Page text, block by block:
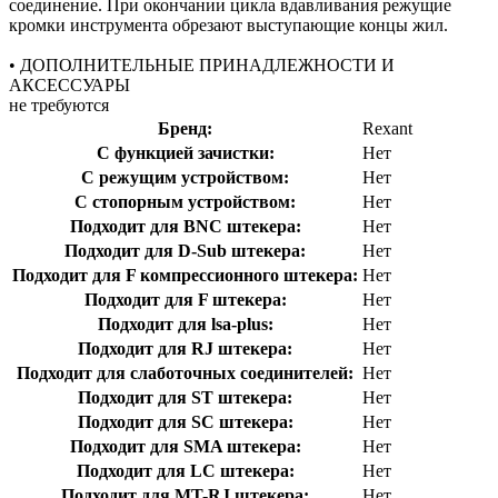
соединение. При окончании цикла вдавливания режущие
кромки инструмента обрезают выступающие концы жил.
• ДОПОЛНИТЕЛЬНЫЕ ПРИНАДЛЕЖНОСТИ И
АКСЕССУАРЫ
не требуются
Бренд:
Rexant
С функцией зачистки:
Нет
С режущим устройством:
Нет
С стопорным устройством:
Нет
Подходит для BNC штекера:
Нет
Подходит для D-Sub штекера:
Нет
Подходит для F компрессионного штекера: Нет
Подходит для F штекера:
Нет
Подходит для lsa-plus:
Нет
Подходит для RJ штекера:
Нет
Подходит для слаботочных соединителей: Нет
Подходит для ST штекера:
Нет
Подходит для SC штекера:
Нет
Подходит для SMA штекера:
Нет
Подходит для LC штекера:
Нет